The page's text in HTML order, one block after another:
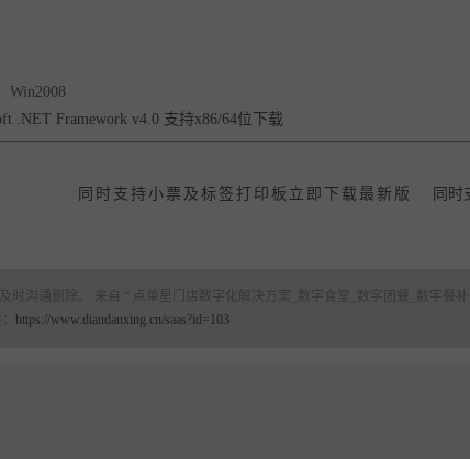
Win2008
.NET Framework v4.0 支持x86/64位下载
同时支持小票及标签打印板立即下载最新版 同时
时沟通删除。 来自 “ 点单星门店数字化解决方案_数字食堂_数字团餐_数字
https://www.diandanxing.cn/saas?id=103